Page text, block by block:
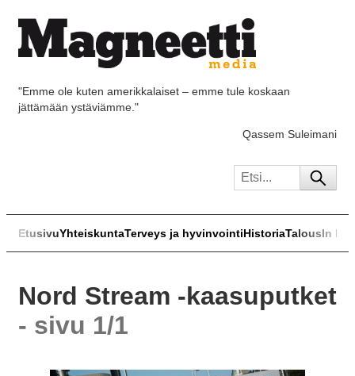
"Emme ole kuten amerikkalaiset – emme tule koskaan
jättämään ystäviämme."
Qassem Suleimani
EtusivuYhteiskuntaTerveys ja hyvinvointiHistoriaTalousIn
Nord Stream -kaasuputket
- sivu 1/1